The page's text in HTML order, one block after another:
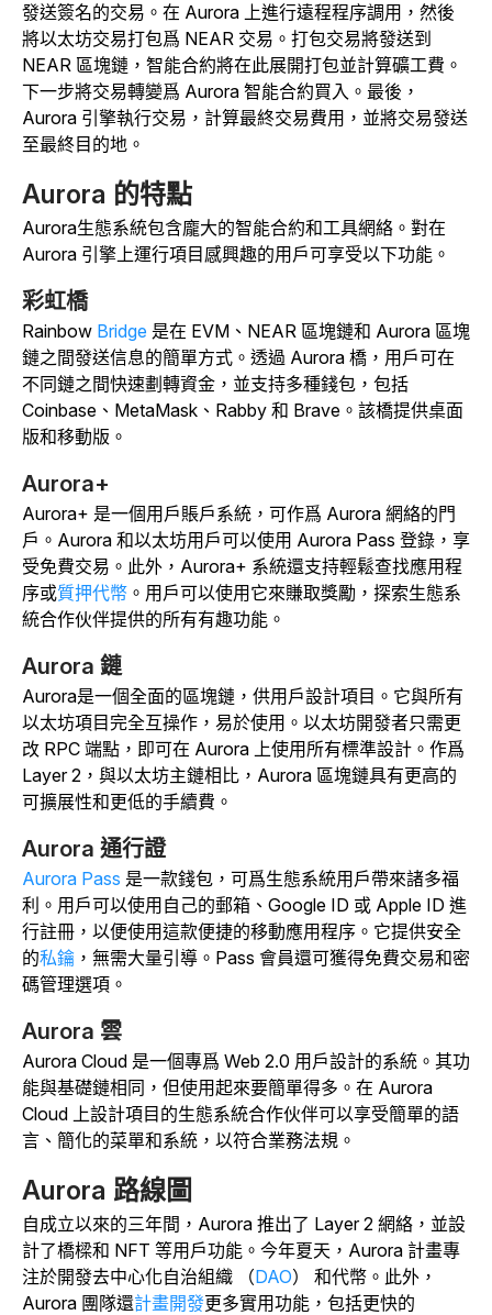
發送簽名的交易。在 Aurora 上進行遠程程序調用，然後
將以太坊交易打包爲 NEAR 交易。打包交易將發送到
NEAR 區塊鏈，智能合約將在此展開打包並計算礦工費。
下一步將交易轉變爲 Aurora 智能合約買入。最後，
Aurora 引擎執行交易，計算最終交易費用，並將交易發送
至最終目的地。
Aurora 的特點
Aurora生態系統包含龐大的智能合約和工具網絡。對在
Aurora 引擎上運行項目感興趣的用戶可享受以下功能。
彩虹橋
Rainbow Bridge 是在 EVM、NEAR 區塊鏈和 Aurora 區塊
鏈之間發送信息的簡單方式。透過 Aurora 橋，用戶可在
不同鏈之間快速劃轉資金，並支持多種錢包，包括
Coinbase、MetaMask、Rabby 和 Brave。該橋提供桌面
版和移動版。
Aurora+
Aurora+ 是一個用戶賬戶系統，可作爲 Aurora 網絡的門
戶。Aurora 和以太坊用戶可以使用 Aurora Pass 登錄，享
受免費交易。此外，Aurora+ 系統還支持輕鬆查找應用程
序或質押代幣 。用戶可以使用它來賺取獎勵，探索生態系
統合作伙伴提供的所有有趣功能。
Aurora 鏈
Aurora是一個全面的區塊鏈，供用戶設計項目。它與所有
以太坊項目完全互操作，易於使用。以太坊開發者只需更
改 RPC 端點，即可在 Aurora 上使用所有標準設計。 作爲
Layer 2，與以太坊主鏈相比，Aurora 區塊鏈具有更高的
可擴展性和更低的手續費。
Aurora 通行證
Aurora Pass 是一款錢包，可爲生態系統用戶帶來諸多福
利。用戶可以使用自己的郵箱、Google ID 或 Apple ID 進
行註冊，以便使用這款便捷的移動應用程序。它提供安全
的私鑰 ，無需大量引導。Pass 會員還可獲得免費交易和密
碼管理選項。
Aurora 雲
Aurora Cloud 是一個專爲 Web 2.0 用戶設計的系統。其功
能與基礎鏈相同，但使用起來要簡單得多。在 Aurora
Cloud 上設計項目的生態系統合作伙伴可以享受簡單的語
言、簡化的菜單和系統，以符合業務法規。
Aurora 路線圖
自成立以來的三年間，Aurora 推出了 Layer 2 網絡，並設
計了橋樑和 NFT 等用戶功能。今年夏天，Aurora 計畫專
注於開發去中心化自治組織 （DAO） 和代幣。此外，
Aurora 團隊還計畫開發更多實用功能，包括更快的